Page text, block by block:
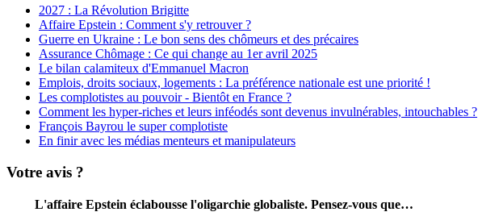
2027 : La Révolution Brigitte
Affaire Epstein : Comment s'y retrouver ?
Guerre en Ukraine : Le bon sens des chômeurs et des précaires
Assurance Chômage : Ce qui change au 1er avril 2025
Le bilan calamiteux d'Emmanuel Macron
Emplois, droits sociaux, logements : La préférence nationale est une priorité !
Les complotistes au pouvoir - Bientôt en France ?
Comment les hyper-riches et leurs inféodés sont devenus invulnérables, intouchables ?
François Bayrou le super complotiste
En finir avec les médias menteurs et manipulateurs
Votre avis ?
L'affaire Epstein éclabousse l'oligarchie globaliste. Pensez-vous que…